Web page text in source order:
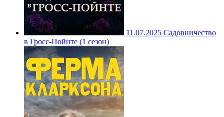
11.07.2025 Садовничество
в Гросс-Пойнте (1 сезон)